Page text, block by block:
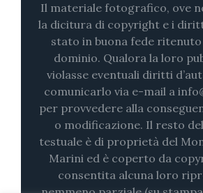
Il materiale fotografico, ove
la dicitura di copyright e i
stato in buona fede ritenuto
dominio. Qualora la loro
violasse eventuali diritti
comunicarlo via e-mail a
per provvedere alla
o modificazione. Il resto
testuale è di proprietà del
Marini ed è coperto da
consentita alcuna loro